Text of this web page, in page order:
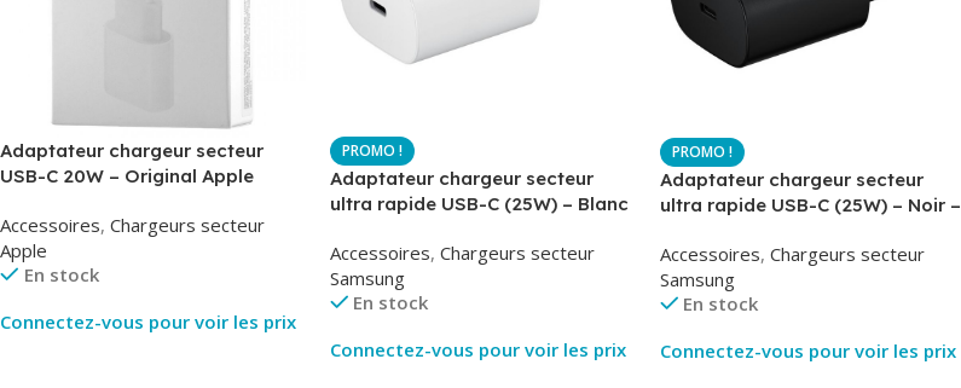
Adaptateur chargeur secteur
USB-C 20W – Original Apple
Accessoires, Chargeurs secteur
Apple
En stock
Connectez-vous pour voir les prix
Adaptateur chargeur secteur
ultra rapide USB-C (25W) – Blanc
Accessoires, Chargeurs secteur
Samsung
En stock
Connectez-vous pour voir les prix
Adaptateur chargeur secteur
ultra rapide USB-C (25W) – Noir –
Accessoires, Chargeurs secteur
Samsung
En stock
Connectez-vous pour voir les prix